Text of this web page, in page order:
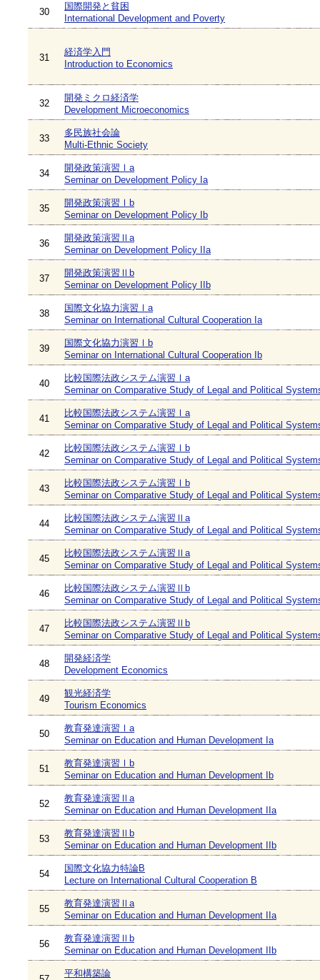
30
国際開発と貧困
International Development and Poverty
31
経済学入門
Introduction to Economics
32
開発ミクロ経済学
Development Microeconomics
33
多民族社会論
Multi-Ethnic Society
34
開発政策演習Ⅰa
Seminar on Development Policy Ia
35
開発政策演習Ⅰb
Seminar on Development Policy Ib
36
開発政策演習Ⅱa
Seminar on Development Policy IIa
37
開発政策演習Ⅱb
Seminar on Development Policy IIb
38
国際文化協力演習Ⅰa
Seminar on International Cultural Cooperation Ia
39
国際文化協力演習Ⅰb
Seminar on International Cultural Cooperation Ib
40
比較国際法政システム演習Ⅰa
Seminar on Comparative Study of Legal and Political
41
比較国際法政システム演習Ⅰa
Seminar on Comparative Study of Legal and Political
42
比較国際法政システム演習Ⅰb
Seminar on Comparative Study of Legal and Political
43
比較国際法政システム演習Ⅰb
Seminar on Comparative Study of Legal and Political
44
比較国際法政システム演習Ⅱa
Seminar on Comparative Study of Legal and Political
45
比較国際法政システム演習Ⅱa
Seminar on Comparative Study of Legal and Political
46
比較国際法政システム演習Ⅱb
Seminar on Comparative Study of Legal and Political
47
比較国際法政システム演習Ⅱb
Seminar on Comparative Study of Legal and Political
48
開発経済学
Development Economics
49
観光経済学
Tourism Economics
50
教育発達演習Ⅰa
Seminar on Education and Human Development Ia
51
教育発達演習Ⅰb
Seminar on Education and Human Development Ib
52
教育発達演習Ⅱa
Seminar on Education and Human Development IIa
53
教育発達演習Ⅱb
Seminar on Education and Human Development IIb
54
国際文化協力特論B
Lecture on International Cultural Cooperation B
55
教育発達演習Ⅱa
Seminar on Education and Human Development IIa
56
教育発達演習Ⅱb
Seminar on Education and Human Development IIb
平和構築論